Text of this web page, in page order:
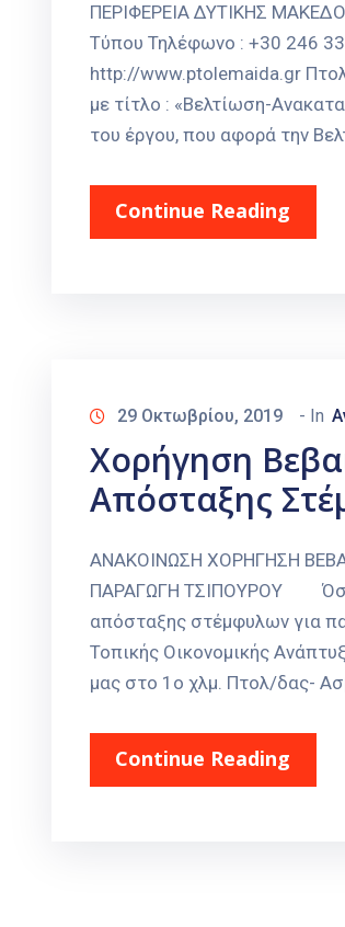
ΠΕΡΙΦΕΡΕΙΑ ΔΥΤΙΚΗΣ
Τύπου Τηλέφωνο : +30 246
http://www.ptolemaida.gr
με τίτλο : «Βελτίωση-
του έργου, που αφορά την
Continue Reading
29 Οκτωβρίου, 2019 - In
Χορήγηση
Απόσταξης
ΑΝΑΚΟΙΝΩΣΗ ΧΟΡΗΓΗΣΗ
ΠΑΡΑΓΩΓΗ ΤΣΙΠΟΥΡΟΥ Όσοι
απόσταξης στέμφυλων για
Τοπικής Οικονομικής
μας στο 1ο χλμ. Πτολ/δας-
Continue Reading